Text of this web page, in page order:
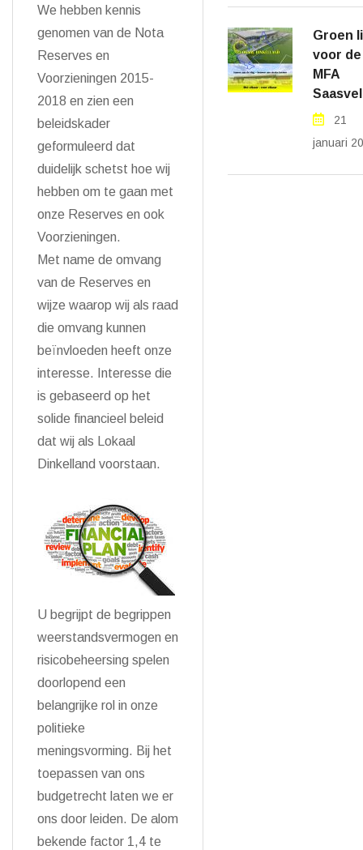
We hebben kennis
genomen van de Nota
Reserves en
Voorzieningen 2015-
2018 en zien een
beleidskader
geformuleerd dat
duidelijk schetst hoe wij
hebben om te gaan met
onze Reserves en ook
Voorzieningen.
Met name de omvang
van de Reserves en
wijze waarop wij als raad
die omvang kunnen
beïnvloeden heeft onze
interesse. Interesse die
is gebaseerd op het
solide financieel beleid
dat wij als Lokaal
Dinkelland voorstaan.
U begrijpt de begrippen
weerstandsvermogen en
risicobeheersing spelen
doorlopend een
belangrijke rol in onze
politieke
meningsvorming. Bij het
toepassen van ons
budgetrecht laten we er
ons door leiden. De alom
bekende factor 1,4 te
Groen
voor de
MFA
21
januari